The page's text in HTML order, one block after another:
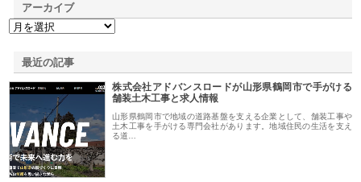
アーカイブ
最近の記事
株式会社アドバンスロードが山形県鶴岡市で手がける
舗装土木工事と求人情報
山形県鶴岡市で地域の道路基盤を支える企業として、舗装工事や
土木工事を手がける専門会社があります。地域住民の生活を支え
る道…